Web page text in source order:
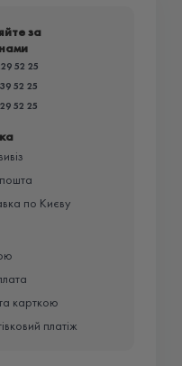
за
52 25
52 25
52 25
по Києву
карткою
платіж